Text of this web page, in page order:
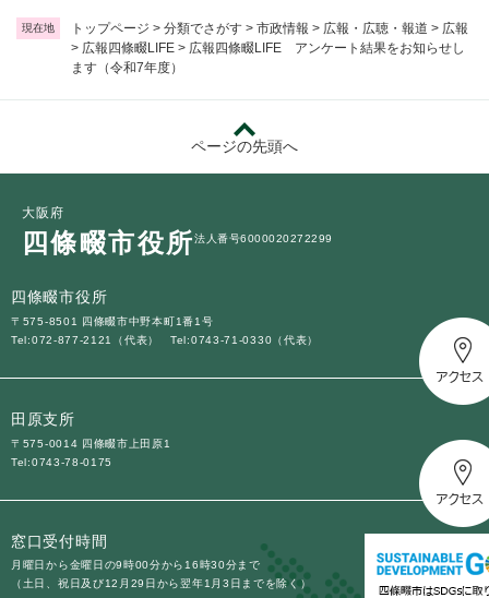
現在地 トップページ > 分類でさがす > 市政情報 > 広報・広聴・報道 > 広報
> 広報四條畷LIFE > 広報四條畷LIFE アンケート結果をお知らせし
ます（令和7年度）
ページの先頭へ
大阪府
四條畷市役所法人番号6000020272299
四條畷市役所
〒575-8501 四條畷市中野本町1番1号
Tel:072-877-2121（代表）
Tel:0743-71-0330（代表）
田原支所
〒575-0014 四條畷市上田原1
Tel:0743-78-0175
窓口受付時間
月曜日から金曜日の9時00分から16時30分まで
（土日、祝日及び12月29日から翌年1月3日までを除く）